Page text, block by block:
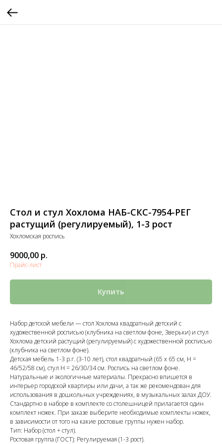
Стол и стул Хохлома НАБ-СКС-7954-РЕГ
растущий (регулируемый), 1-3 рост
Хохломская роспись
9000,00 р.
Прайс-лист
Купить
Набор детской мебели — стол Хохлома квадратный детский с
художественной росписью (клубника на светлом фоне, Зверьки) и стул
Хохлома детский растущий (регулируемый) с художественной росписью
(клубника на светлом фоне).
Детская мебель 1-3 р.г. (3-10 лет), стол квадратный (65 х 65 см, Н =
46/52/58 см), стул Н = 26/30/34 см. Роспись на светлом фоне.
Натуральные и экологичные материалы. Прекрасно впишется в
интерьер городской квартиры или дачи, а так же рекомендован для
использования в дошкольных учреждениях, в музыкальных залах ДОУ.
Стандартно в наборе в комплекте со столешницей прилагается один
комплект ножек. При заказе выберите необходимые комплекты ножек,
в зависимости от того на какие ростовые группы нужен набор.
Тип: Набор (стол + стул).
Ростовая группа (ГОСТ): Регулируемая (1-3 рост).